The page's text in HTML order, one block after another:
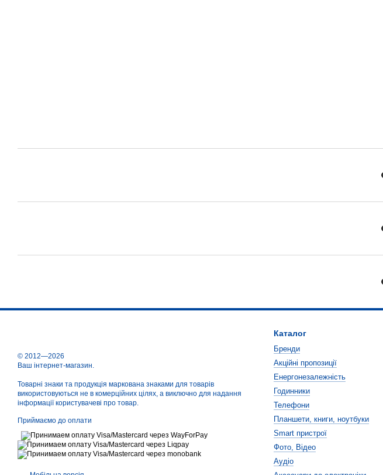
© 2012—2026
Ваш інтернет-магазин.
Товарні знаки та продукція маркована знаками для товарів
використовуються не в комерційних цілях, а виключно для надання
інформації користувачеві про товар.
Приймаємо до оплати
Каталог
Бренди
Акційні пропозиції
Енергонезалежність
Годинники
Телефони
Планшети, книги, ноутбуки
Smart пристрої
Фото, Відео
Аудіо